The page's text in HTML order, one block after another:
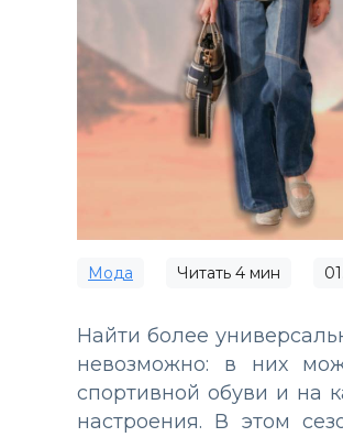
Мода Читать 4 мин
Найти более
невозможно: в них
спортивной обуви и на
настроения. В этом